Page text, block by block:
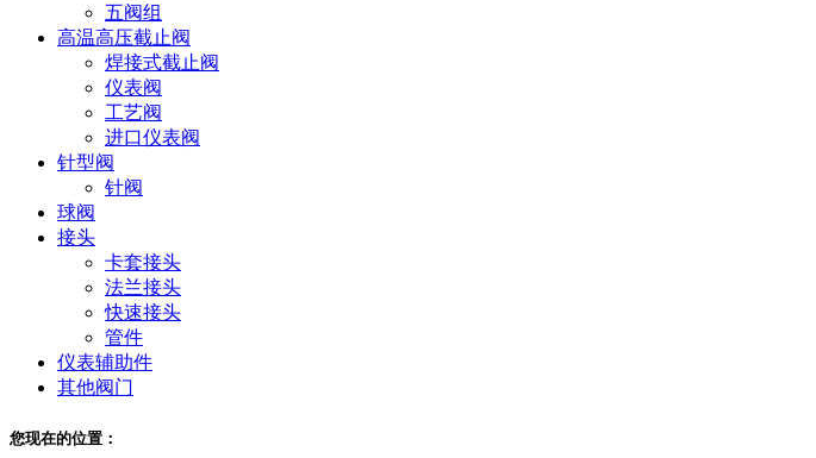
五阀组
高温高压截止阀
焊接式截止阀
仪表阀
工艺阀
进口仪表阀
针型阀
针阀
球阀
接头
卡套接头
法兰接头
快速接头
管件
仪表辅助件
其他阀门
您现在的位置：